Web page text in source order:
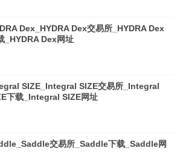
Dex_HYDRA Dex交易所_HYDRA Dex
_HYDRA Dex网址
SIZE_Integral SIZE交易所_Integral
下载_Integral SIZE网址
交易所_Saddle下载_Saddle网